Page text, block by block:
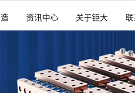
资讯中心 关于钜大 联